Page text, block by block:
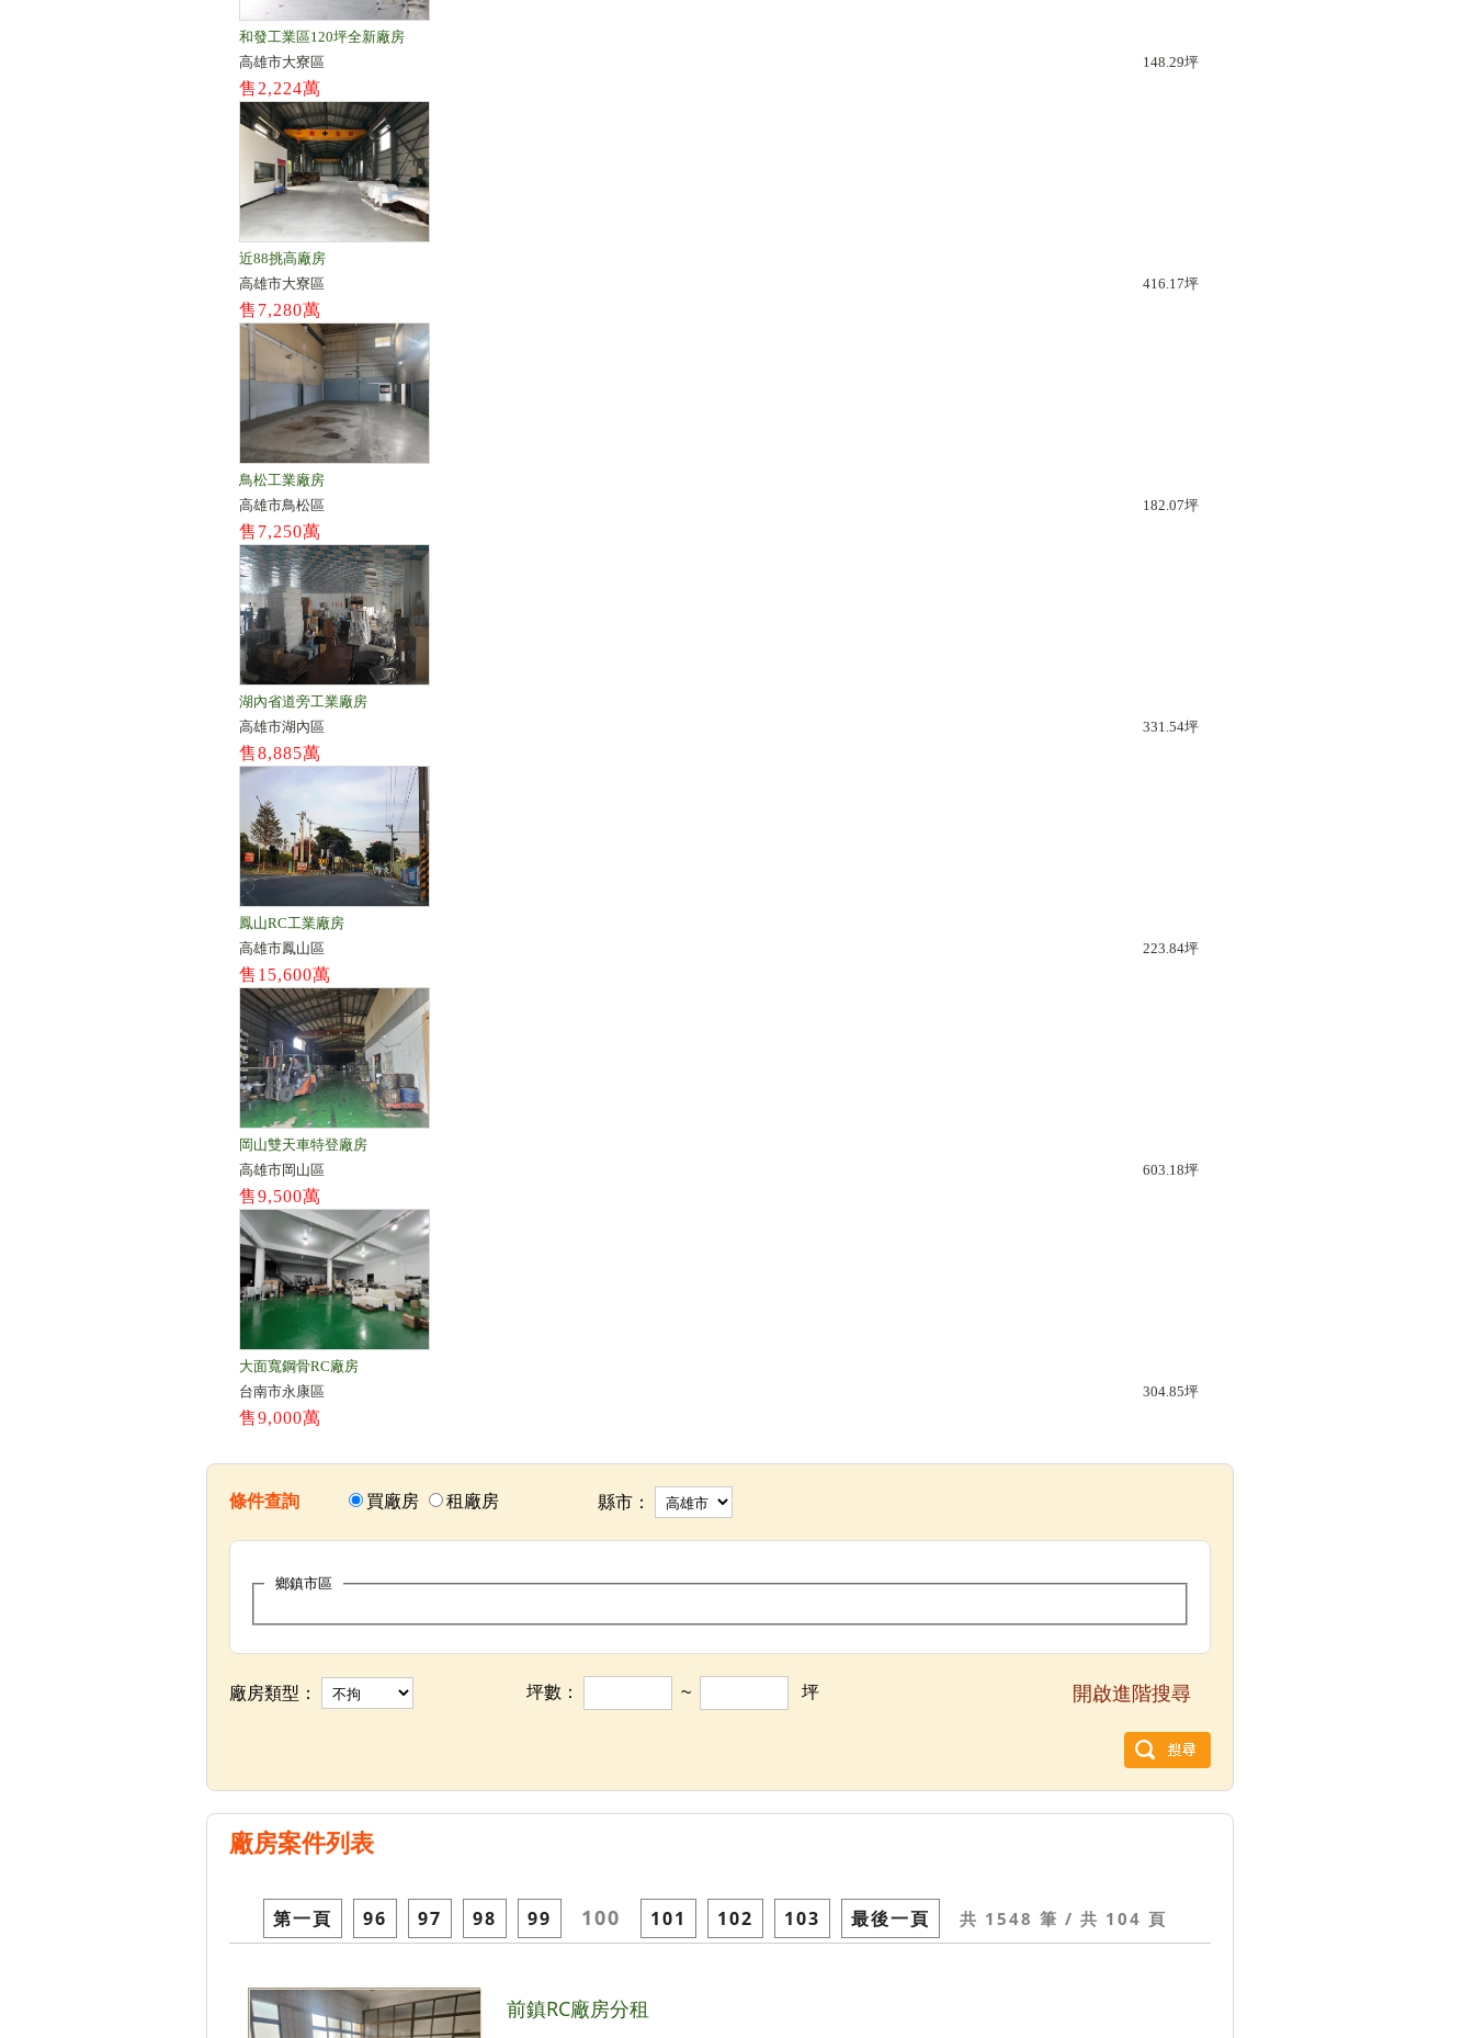
和發工業區120坪全新廠房
高雄市大寮區
148.29坪
售2,224萬
近88挑高廠房
高雄市大寮區
416.17坪
售7,280萬
鳥松工業廠房
高雄市鳥松區
182.07坪
售7,250萬
湖內省道旁工業廠房
高雄市湖內區
331.54坪
售8,885萬
鳳山RC工業廠房
高雄市鳳山區
223.84坪
售15,600萬
岡山雙天車特登廠房
高雄市岡山區
603.18坪
售9,500萬
大面寬鋼骨RC廠房
台南市永康區
304.85坪
售9,000萬
條件查詢 買廠房 租廠房 縣市：
鄉鎮市區
廠房類型： 坪數： ~ 坪 開啟進階搜尋
廠房案件列表
第一頁 96 97 98 99 100 101 102 103 最後一頁 共 1548 筆 / 共 104 頁
前鎮RC廠房分租